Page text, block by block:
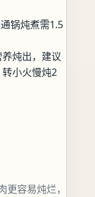
锅炖煮需1.5
炖出，建议
小火慢炖2
容易炖烂，